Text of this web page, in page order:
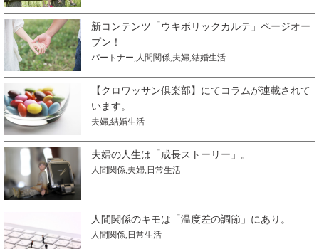
新コンテンツ「ウキボリックカルテ」ページオー
プン！
パートナー, 人間関係,夫婦,結婚生活
【クロワッサン倶楽部】にてコラムが連載されて
います。
夫婦,結婚生活
夫婦の人生は「成長ストーリー」。
人間関係,夫婦, 日常生活
人間関係のキモは「温度差の調節」にあり。
人間関係, 日常生活